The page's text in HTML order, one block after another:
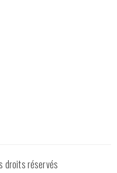
droits réservés